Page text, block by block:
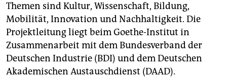
Themen sind Kultur, Wissenschaft, Bildung,
Mobilität, Innovation und Nachhaltigkeit. Die
Projektleitung liegt beim Goethe-Institut in
Zusammenarbeit mit dem Bundesverband der
Deutschen Industrie (BDI) und dem Deutschen
Akademischen Austauschdienst (DAAD).